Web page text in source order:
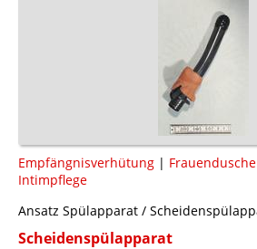
Empfängnisverhütung | Frauendusche
Intimpflege
Ansatz Spülapparat /
Scheidenspülapparat